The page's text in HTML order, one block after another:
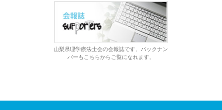
山梨県理学療法士会の会報誌です。バックナン
バーもこちらからご覧になれます。